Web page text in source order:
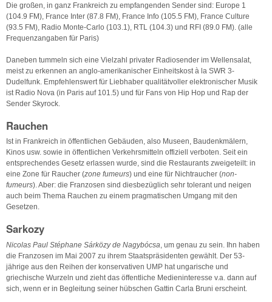
Die großen, in ganz Frankreich zu empfangenden Sender sind: Europe 1
(104.9 FM), France Inter (87.8 FM), France Info (105.5 FM), France Culture
(93.5 FM), Radio Monte-Carlo (103.1), RTL (104.3) und RFI (89.0 FM). (alle
Frequenzangaben für Paris)
Daneben tummeln sich eine Vielzahl privater Radiosender im Wellensalat,
meist zu erkennen an anglo-amerikanischer Einheitskost à la SWR 3-
Dudelfunk. Empfehlenswert für Liebhaber qualitätvoller elektronischer Musik
ist Radio Nova (in Paris auf 101.5) und für Fans von Hip Hop und Rap der
Sender Skyrock.
Rauchen
Ist in Frankreich in öffentlichen Gebäuden, also Museen, Baudenkmälern,
Kinos usw. sowie in öffentlichen Verkehrsmitteln offiziell verboten. Seit ein
entsprechendes Gesetz erlassen wurde, sind die Restaurants zweigeteilt: in
eine Zone für Raucher (zone fumeurs) und eine für Nichtraucher (non-
fumeurs). Aber: die Franzosen sind diesbezüglich sehr tolerant und neigen
auch beim Thema Rauchen zu einem pragmatischen Umgang mit den
Gesetzen.
Sarkozy
Nicolas Paul Stéphane Sárközy de Nagybócsa , um genau zu sein. Ihn haben
die Franzosen im Mai 2007 zu ihrem Staatspräsidenten gewählt. Der 53-
jährige aus den Reihen der konservativen UMP hat ungarische und
griechische Wurzeln und zieht das öffentliche Medieninteresse v.a. dann auf
sich, wenn er in Begleitung seiner hübschen Gattin Carla Bruni erscheint.